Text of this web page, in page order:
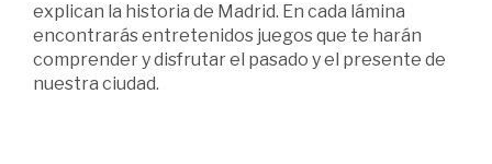
explican la historia de Madrid. En cada lámina
encontrarás entretenidos juegos que te harán
comprender y disfrutar el pasado y el presente de
nuestra ciudad.